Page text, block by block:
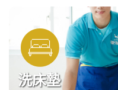
洗床墊